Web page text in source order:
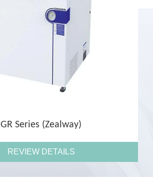
GR Series (Zealway)
REVIEW DETAILS